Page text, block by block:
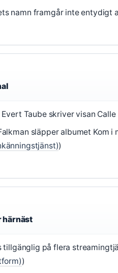
namn framgår inte entydigt
Taube skriver visan Calle
släpper albumet Kom
)
härnäst
tillgänglig på flera
)